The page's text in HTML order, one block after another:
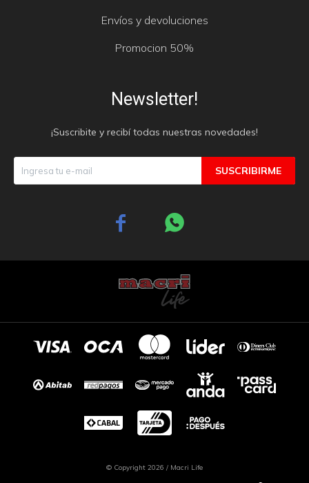
Envíos y devoluciones
Promocion 50%
Newsletter!
¡Suscribite y recibí todas nuestras novedades!
SUSCRIBIRME
 
© Copyright 2026 / Macri Life